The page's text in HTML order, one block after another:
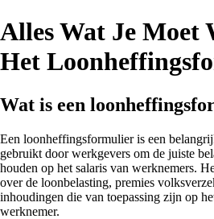
Alles Wat Je Moet
Het
Wat is een
Een loonheffingsformulier is een
gebruikt door werkgevers om de juiste
houden op het salaris van werknemers.
over de loonbelasting, premies
inhoudingen die van toepassing zijn op
werknemer.